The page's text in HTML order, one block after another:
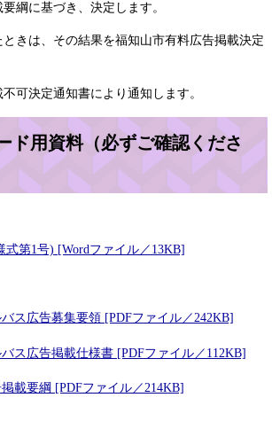
綱に基づき、決定します。
きは、その結果を福知山市有料広告掲載決定
可決定通知書により通知します。
用資料（必ずご確認くださ
式第1号) [Wordファイル／13KB]
ス広告募集要領 [PDFファイル／242KB]
ス広告掲載仕様書 [PDFファイル／112KB]
載要綱 [PDFファイル／214KB]